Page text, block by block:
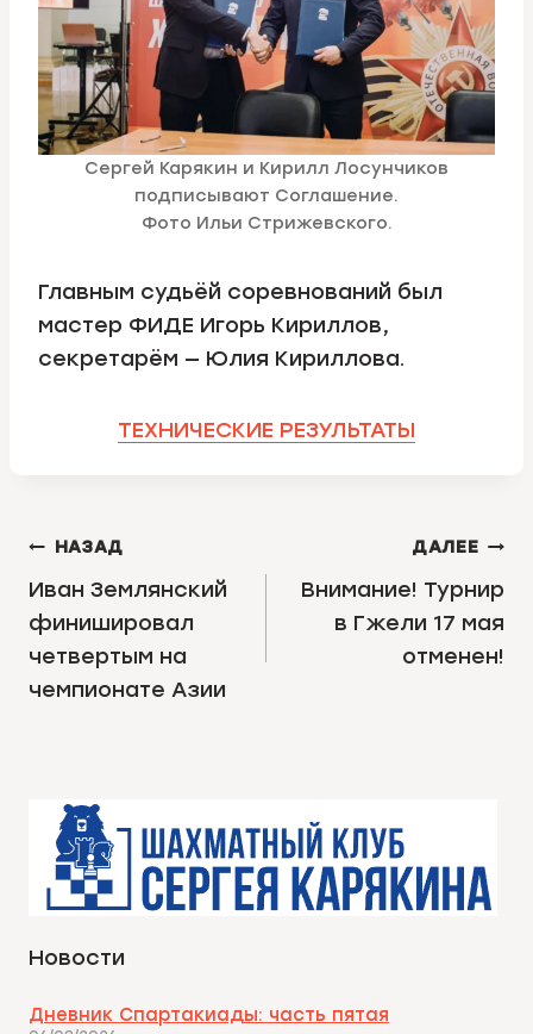
Сергей Карякин и Кирилл Лосунчиков
подписывают Соглашение.
Фото Ильи Стрижевского.
Главным судьёй соревнований был
мастер ФИДЕ Игорь Кириллов,
секретарём — Юлия Кириллова.
ТЕХНИЧЕСКИЕ РЕЗУЛЬТАТЫ
НАВИГАЦИЯ
ПО
ЗАПИСЯМ
НАЗАД
Иван Землянский
финишировал
четвертым на
чемпионате Азии
ДАЛЕЕ
Внимание! Турнир
в Гжели 17 мая
отменен!
Новости
Дневник Спартакиады: часть пятая